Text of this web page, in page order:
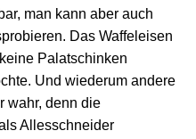
man kann aber auch
Das Waffeleisen
Palatschinken
Und wiederum andere
wahr, denn die
Allesschneider